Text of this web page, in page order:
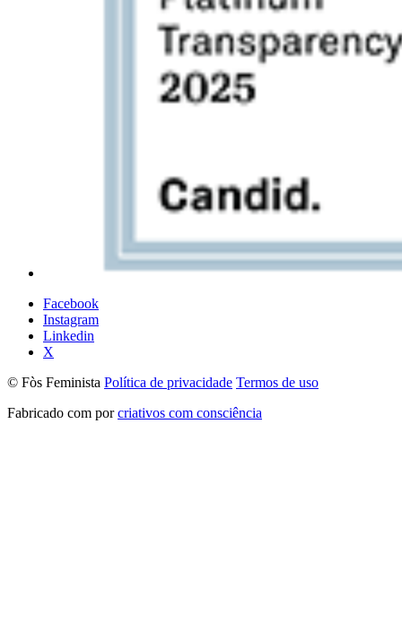
Facebook
Instagram
Linkedin
X
© Fòs Feminista Política de privacidade Termos de uso
Fabricado com porcriativos com consciência